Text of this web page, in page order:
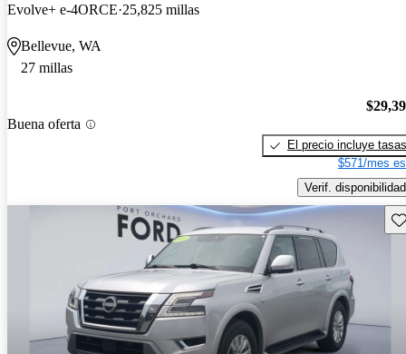
Evolve+ e-4ORCE 25,825 millas
Bellevue, WA
27 millas
Buena oferta
El precio incluye tasas
$571/mes
Verif. disponibilidad